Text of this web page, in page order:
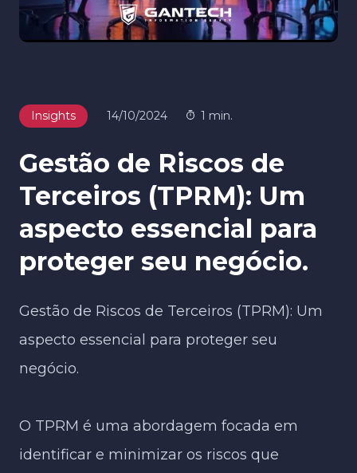
Insights 14/10/2024 1 min.
Gestão de Riscos de
Terceiros (TPRM): Um
aspecto essencial para
proteger seu negócio.​
Gestão de Riscos de Terceiros (TPRM): Um
aspecto essencial para proteger seu
negócio.​
O TPRM é uma abordagem focada em
identificar e minimizar os riscos que